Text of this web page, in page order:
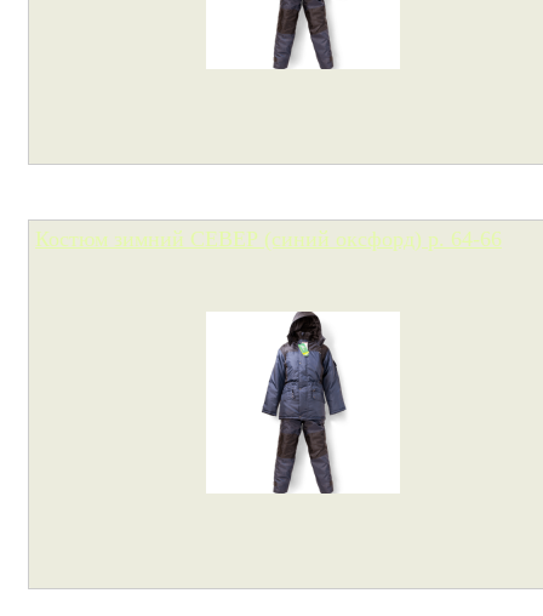
Костюм зимний СЕВЕР (синий оксфорд) р. 64-66